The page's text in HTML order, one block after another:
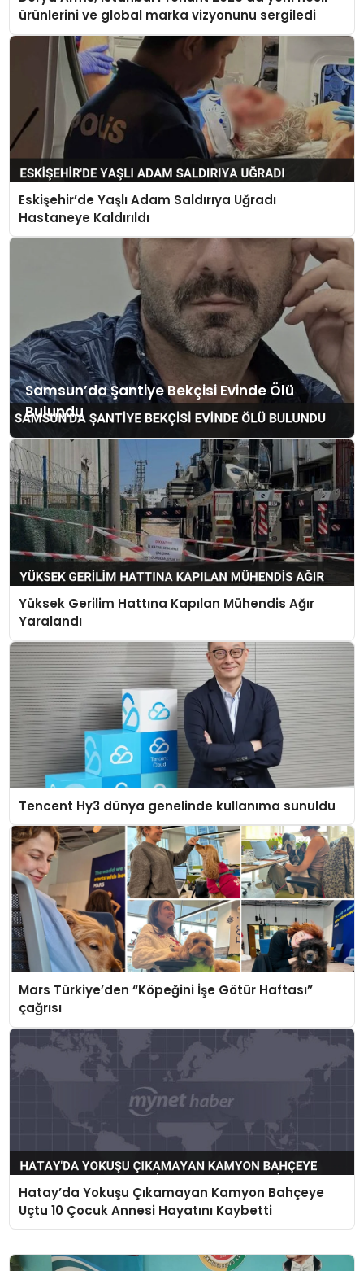
ürünlerini ve global marka vizyonunu sergiledi
Eskişehir’de Yaşlı Adam Saldırıya Uğradı
Hastaneye Kaldırıldı
Samsun’da Şantiye Bekçisi Evinde Ölü
Bulundu
Yüksek Gerilim Hattına Kapılan Mühendis Ağır
Yaralandı
Tencent Hy3 dünya genelinde kullanıma sunuldu
Mars Türkiye’den “Köpeğini İşe Götür Haftası”
çağrısı
Hatay’da Yokuşu Çıkamayan Kamyon Bahçeye
Uçtu 10 Çocuk Annesi Hayatını Kaybetti